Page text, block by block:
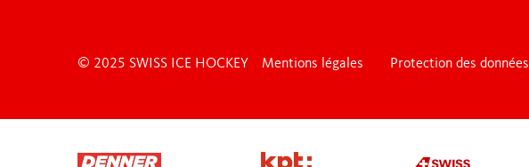
© 2025 SWISS ICE HOCKEY Mentions légales Protection des données